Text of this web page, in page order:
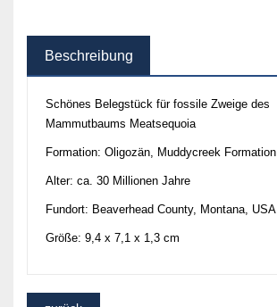
Beschreibung
Schönes Belegstück für fossile Zweige des
Mammutbaums Meatsequoia
Formation: Oligozän, Muddycreek Formation
Alter: ca. 30 Millionen Jahre
Fundort: Beaverhead County, Montana, USA
Größe: 9,4 x 7,1 x 1,3 cm